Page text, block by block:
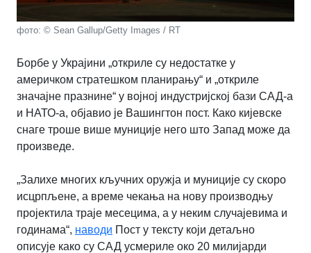
фото: © Sean Gallup/Getty Images / RT
Борбе у Украјини „откриле су недостатке у
америчком стратешком планирању“ и „откриле
значајне празнине“ у војној индустријској бази САД-а
и НАТО-а, објавио је Вашингтон пост. Како кијевске
снаге троше више муниције него што Запад може да
произведе.
„Залихе многих кључних оружја и муниције су скоро
исцрпљене, а време чекања на нову производњу
пројектила траје месецима, а у неким случајевима и
годинама“, наводи Пост у тексту који детаљно
описује како су САД усмериле око 20 милијарди